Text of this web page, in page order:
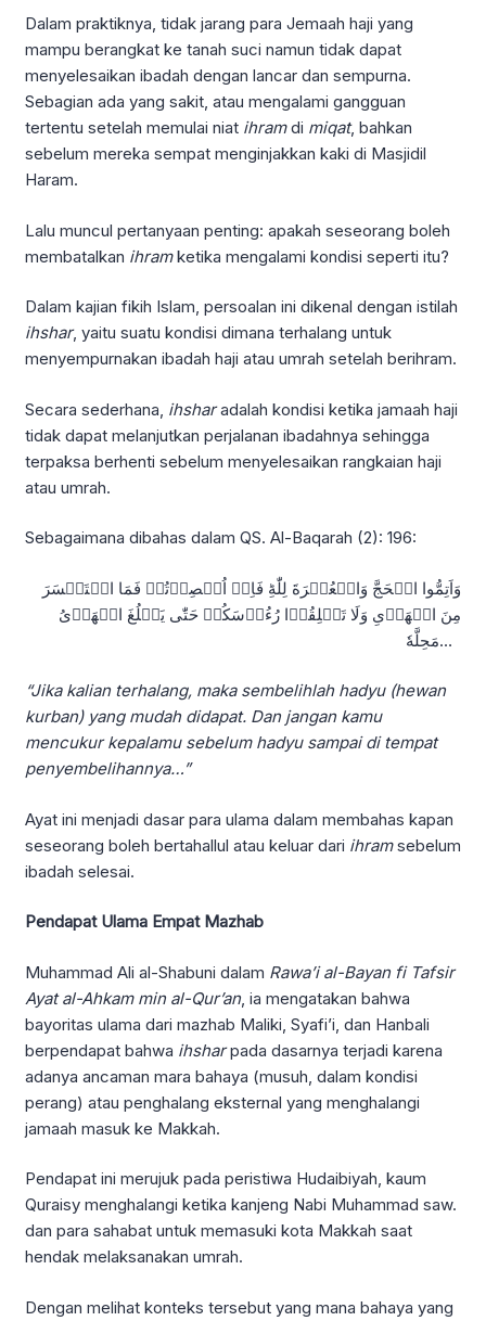
Dalam praktiknya, tidak jarang para Jemaah haji yang
mampu berangkat ke tanah suci namun tidak dapat
menyelesaikan ibadah dengan lancar dan sempurna.
Sebagian ada yang sakit, atau mengalami gangguan
tertentu setelah memulai niat ihramdi miqat, bahkan
sebelum mereka sempat menginjakkan kaki di Masjidil
Haram.
Lalu muncul pertanyaan penting: apakah seseorang boleh
membatalkan ihramketika mengalami kondisi seperti itu?
Dalam kajian fikih Islam, persoalan ini dikenal dengan istilah
ihshar, yaitu suatu kondisi dimana terhalang untuk
menyempurnakan ibadah haji atau umrah setelah berihram.
Secara sederhana, ihsharadalah kondisi ketika jamaah haji
tidak dapat melanjutkan perjalanan ibadahnya sehingga
terpaksa berhenti sebelum menyelesaikan rangkaian haji
atau umrah.
Sebagaimana dibahas dalam QS. Al-Baqarah (2): 196:
وَاَتِمُّوا الۡحَجَّ وَالۡعُمۡرَةَ لِلّٰهِؕ فَاِنۡ اُحۡصِرۡتُمۡ فَمَا اسۡتَيۡسَرَ
مِنَ الۡهَدۡىِ وَلَا تَحۡلِقُوۡا رُءُوۡسَكُمۡ حَتّٰى يَبۡلُغَ الۡهَدۡىُ
مَحِلَّهٗ…
“Jika kalian terhalang, maka sembelihlah hadyu (hewan
kurban) yang mudah didapat. Dan jangan kamu
mencukur kepalamu sebelum hadyu sampai di tempat
penyembelihannya…”
Ayat ini menjadi dasar para ulama dalam membahas kapan
seseorang boleh bertahallul atau keluar dari ihramsebelum
ibadah selesai.
Pendapat Ulama Empat Mazhab
Muhammad Ali al-Shabuni dalam Rawa’i al-Bayan fi Tafsir
Ayat al-Ahkam min al-Qur’an, ia mengatakan bahwa
bayoritas ulama dari mazhab Maliki, Syafi’i, dan Hanbali
berpendapat bahwa ihsharpada dasarnya terjadi karena
adanya ancaman mara bahaya (musuh, dalam kondisi
perang) atau penghalang eksternal yang menghalangi
jamaah masuk ke Makkah.
Pendapat ini merujuk pada peristiwa Hudaibiyah, kaum
Quraisy menghalangi ketika kanjeng Nabi Muhammad saw.
dan para sahabat untuk memasuki kota Makkah saat
hendak melaksanakan umrah.
Dengan melihat konteks tersebut yang mana bahaya yang